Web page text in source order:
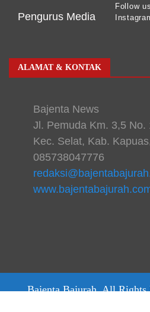
Pengurus Media
Follow
ALAMAT & KONTAK
Bajenta News
Jl. Pemuda Km. 3,5 No.
Kec. Selat, Kab.
085738047776
Bajenta Bajurah. All Rights